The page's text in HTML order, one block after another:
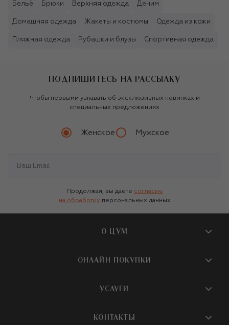
Бельё Брюки Верхняя одежда Деним
Домашняя одежда Жакеты и костюмы Одежда из кожи
Пляжная одежда Рубашки и блузы Спортивная одежда
ПОДПИШИТЕСЬ НА РАССЫЛКУ
Чтобы первыми узнавать об эксклюзивных новинках и
специальных предложениях
Женское Мужское
Продолжая, вы даете согласие
на обработку персональных данных
О ЦУМ
О магазине
Бутики и ПВЗ ЦУМ
ОНЛАЙН ПОКУПКИ
Доставка
УСЛУГИ
КОНТАКТЫ